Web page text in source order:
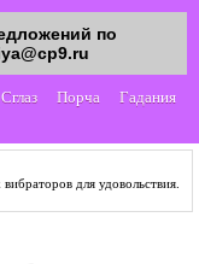
Сглаз Порча Гадания
для удовольствия.
по